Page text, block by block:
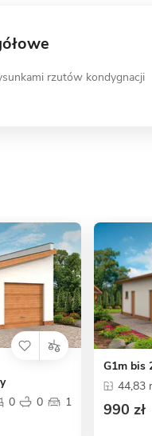
rzutów kondygnacji
0 0 1
G1m bis
44,83
990 zł